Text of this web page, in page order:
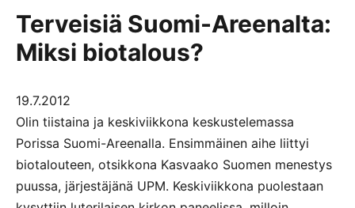
Terveisiä Suomi-Areenalta:
Miksi biotalous?
19.7.2012
Olin tiistaina ja keskiviikkona keskustelemassa
Porissa Suomi-Areenalla. Ensimmäinen aihe liittyi
biotalouteen, otsikkona Kasvaako Suomen menestys
puussa, järjestäjänä UPM. Keskiviikkona puolestaan